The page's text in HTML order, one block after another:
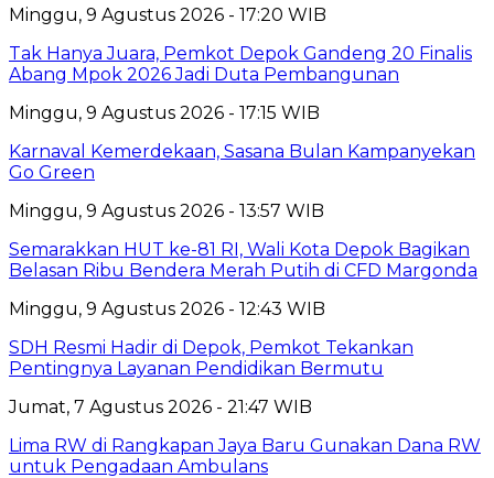
Minggu, 9 Agustus 2026 - 17:20 WIB
Tak Hanya Juara, Pemkot Depok Gandeng 20 Finalis
Abang Mpok 2026 Jadi Duta Pembangunan
Minggu, 9 Agustus 2026 - 17:15 WIB
Karnaval Kemerdekaan, Sasana Bulan Kampanyekan
Go Green
Minggu, 9 Agustus 2026 - 13:57 WIB
Semarakkan HUT ke-81 RI, Wali Kota Depok Bagikan
Belasan Ribu Bendera Merah Putih di CFD Margonda
Minggu, 9 Agustus 2026 - 12:43 WIB
SDH Resmi Hadir di Depok, Pemkot Tekankan
Pentingnya Layanan Pendidikan Bermutu
Jumat, 7 Agustus 2026 - 21:47 WIB
Lima RW di Rangkapan Jaya Baru Gunakan Dana RW
untuk Pengadaan Ambulans